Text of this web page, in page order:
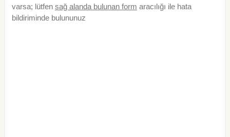
varsa; lütfen sağ alanda bulunan form aracılığı ile hata
bildiriminde bulununuz